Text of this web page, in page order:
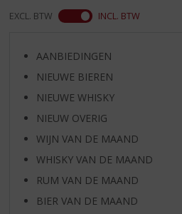
EXCL. BTW INCL. BTW
AANBIEDINGEN
NIEUWE BIEREN
NIEUWE WHISKY
NIEUW OVERIG
WIJN VAN DE MAAND
WHISKY VAN DE MAAND
RUM VAN DE MAAND
BIER VAN DE MAAND